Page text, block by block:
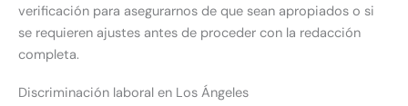
verificación para asegurarnos de que sean apropiados o si
se requieren ajustes antes de proceder con la redacción
completa.
Discriminación laboral en Los Ángeles